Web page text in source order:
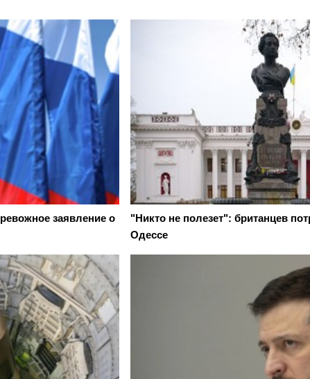
заявление о
"Никто не полезет": британцев
Одессе